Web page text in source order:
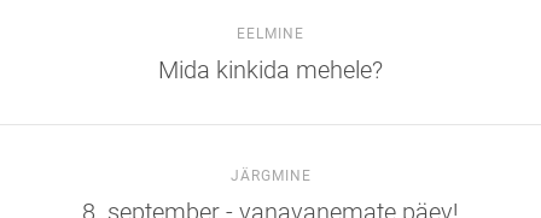
EELMINE
Mida kinkida mehele?
JÄRGMINE
8. september - vanavanemate päev!